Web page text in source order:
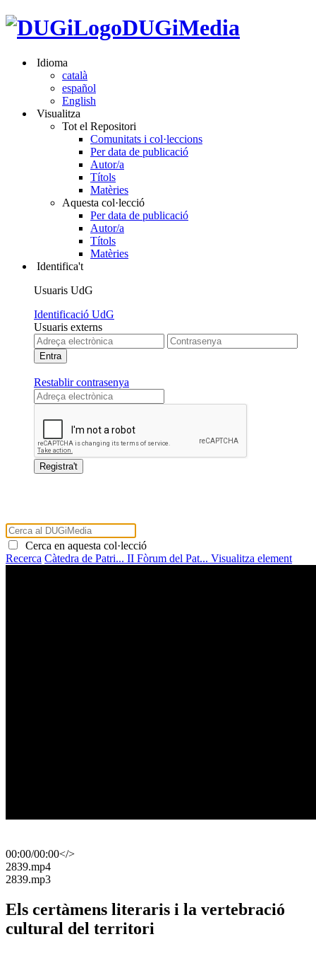
DUGiMedia
Idioma
català
español
English
Visualitza
Tot el Repositori
Comunitats i col·leccions
Per data de publicació
Autor/a
Títols
Matèries
Aquesta col·lecció
Per data de publicació
Autor/a
Títols
Matèries
Identifica't
Usuaris UdG
Identificació UdG
Usuaris externs
Restablir contrasenya
Cerca en aquesta col·lecció
Recerca Càtedra de Patri... II Fòrum del Pat... Visualitza element
00:00/00:00</>
​2839.mp4
​2839.mp3
Els certàmens literaris i la vertebració
cultural del territori